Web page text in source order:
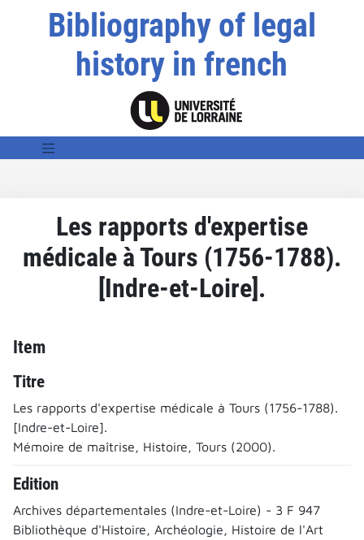
Bibliography of legal
history in french
Les rapports d'expertise
médicale à Tours (1756-1788).
[Indre-et-Loire].
Item
Titre
Les rapports d'expertise médicale à Tours (1756-1788).
[Indre-et-Loire].
Mémoire de maîtrise, Histoire, Tours (2000).
Edition
Archives départementales (Indre-et-Loire) - 3 F 947
Bibliothèque d'Histoire, Archéologie, Histoire de l'Art